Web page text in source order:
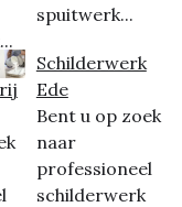
spuitwerk...
Schilderwerk
Ede
Bent u op zoek
naar
professioneel
schilderwerk